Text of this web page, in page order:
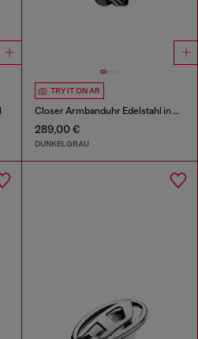
TRY IT ON AR
Closer Armbanduhr Edelstahl in Gunmetal-Optik
289,00 €
DUNKELGRAU